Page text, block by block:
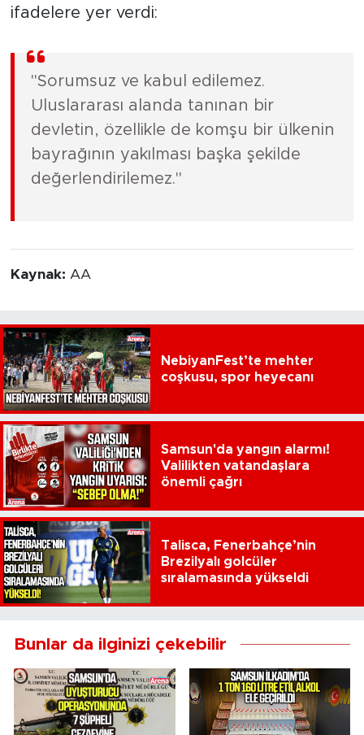
ifadelere yer verdi:
"Sorumsuz ve kabul edilemez.
Uluslararası alanda tanınan bir
devletin, özellikle de komşu bir ülkenin
bayrağının yakılması başka şekilde
değerlendirilemez."
Kaynak: AA
NebiyanFest’te mehter
coşkusu, spor heyecanı
Samsun'da yangın alarmı!
Valilikten vatandaşlara
önemli çağrı
Talisca, Fenerbahçe’nin
Brezilyalı golcüler
sıralamasında yükseldi
Bunlar da ilginizi çekebilir